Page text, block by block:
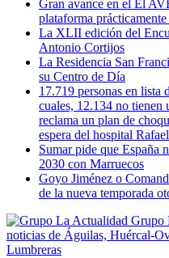
Gran avance en el El
plataforma
La XLII edición del
Antonio Cortijos
La Residencia San
su Centro de Día
17.719 personas en lista
cuales, 12.134 no tienen
reclama un plan de
espera del hospital
Sumar pide que España
2030 con Marruecos
Goyo Jiménez o
de la nueva temporada
Grupo
noticias de Águilas, Huércal-
Lumbreras